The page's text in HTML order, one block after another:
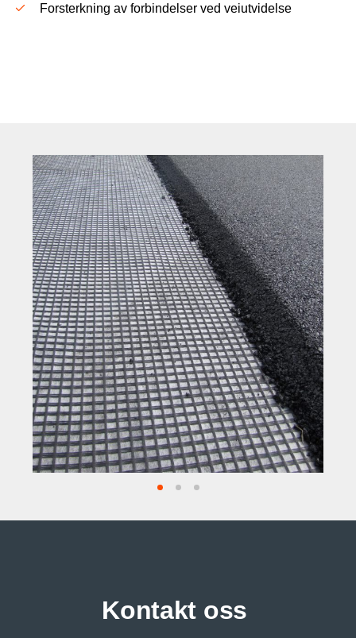
Forsterkning av forbindelser ved veiutvidelse
Kontakt oss